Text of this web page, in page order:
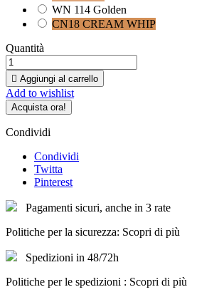
WN 114 Golden
CN18 CREAM WHIP
Quantità
 Aggiungi al carrello
Add to wishlist
Acquista ora!
Condividi
Condividi
Twitta
Pinterest
Pagamenti sicuri, anche in 3 rate
Politiche per la sicurezza: Scopri di più
Spedizioni in 48/72h
Politiche per le spedizioni : Scopri di più